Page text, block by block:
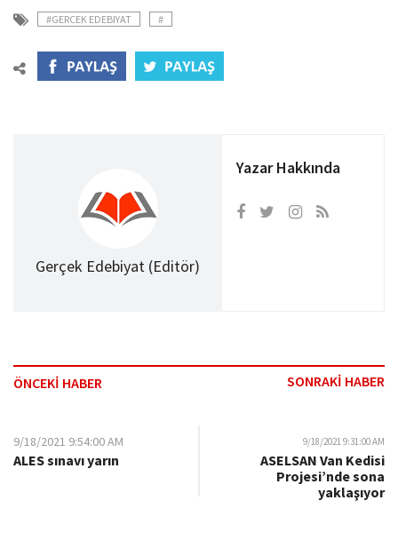
#GERCEK EDEBIYAT #
Gerçek Edebiyat (Editör)
Yazar Hakkında
ÖNCEKİ HABER SONRAKİ HABER
9/18/2021 9:54:00 AM
ALES sınavı yarın
9/18/2021 9:31:00 AM
ASELSAN Van Kedisi
Projesi’nde sona
yaklaşıyor